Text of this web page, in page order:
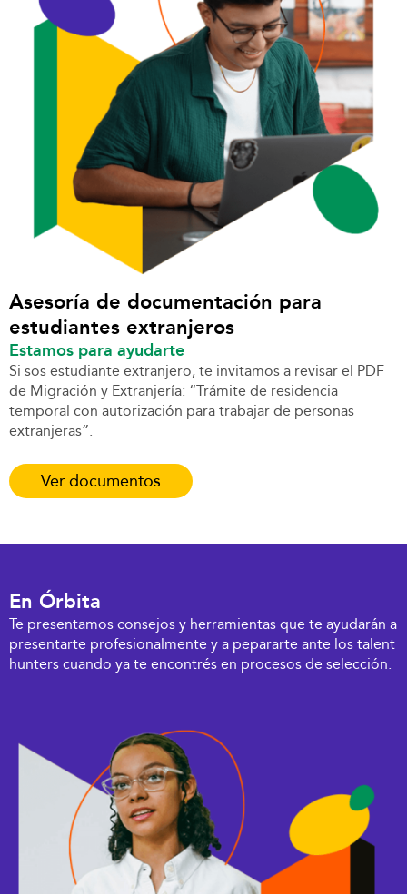
Asesoría de documentación para
estudiantes extranjeros
Estamos para ayudarte
Si sos estudiante extranjero, te invitamos a revisar el PDF
de Migración y Extranjería: “Trámite de residencia
temporal con autorización para trabajar de personas
extranjeras”.
Ver documentos
En Órbita
Te presentamos consejos y herramientas que te ayudarán a
presentarte profesionalmente y a pepararte ante los talent
hunters cuando ya te encontrés en procesos de selección.